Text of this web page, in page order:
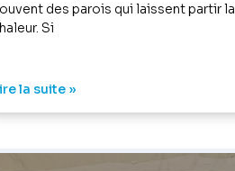
des parois qui laissent partir la
Si
la suite »